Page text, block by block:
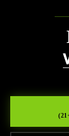
MARCAS